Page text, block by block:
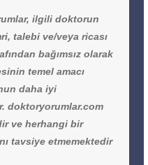
ilgili doktorun
talebi ve/veya ricası
bağımsız olarak
temel amacı
daha iyi
doktoryorumlar.com
ve herhangi bir
tavsiye etmemektedir